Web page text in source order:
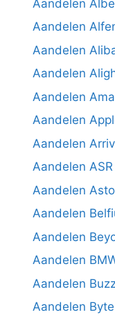
Aandelen
Aandelen
Aandelen
Aandelen
Aandelen
Aandelen
Aandelen
Aandelen
Aandelen
Aandelen
Aandelen
Aandelen
Aandelen
Aandelen